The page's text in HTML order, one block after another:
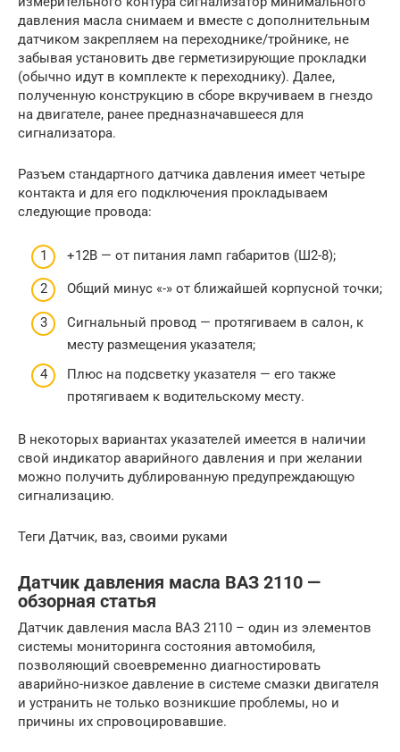
давления масла снимаем и вместе с дополнительным
датчиком закрепляем на переходнике/тройнике, не
забывая установить две герметизирующие прокладки
(обычно идут в комплекте к переходнику). Далее,
полученную конструкцию в сборе вкручиваем в гнездо
на двигателе, ранее предназначавшееся для
сигнализатора.
Разъем стандартного датчика давления имеет четыре
контакта и для его подключения прокладываем
следующие провода:
+12В — от питания ламп габаритов (Ш2-8);
Общий минус «-» от ближайшей корпусной точки;
Сигнальный провод — протягиваем в салон, к
месту размещения указателя;
Плюс на подсветку указателя — его также
протягиваем к водительскому месту.
В некоторых вариантах указателей имеется в наличии
свой индикатор аварийного давления и при желании
можно получить дублированную предупреждающую
сигнализацию.
Теги Датчик, ваз, своими руками
Датчик давления масла ВАЗ 2110 —
обзорная статья
Датчик давления масла ВАЗ 2110 – один из элементов
системы мониторинга состояния автомобиля,
позволяющий своевременно диагностировать
аварийно-низкое давление в системе смазки двигателя
и устранить не только возникшие проблемы, но и
причины их спровоцировавшие.